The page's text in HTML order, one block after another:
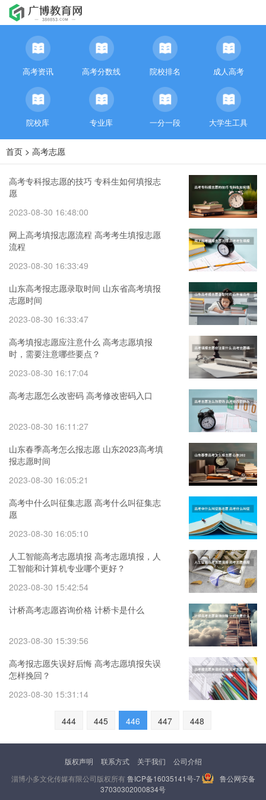
高考资讯 高考分数线 院校排名 成人高考
院校库 专业库 一分一段 大学生工具
首页 > 高考志愿
高考专科报志愿的技巧 专科生如何填报志
愿
2023-08-30 16:48:00
网上高考填报志愿流程 高考考生填报志愿
流程
2023-08-30 16:33:49
山东高考报志愿录取时间 山东省高考填报
志愿时间
2023-08-30 16:33:47
高考填报志愿应注意什么 高考志愿填报
时，需要注意哪些要点？
2023-08-30 16:17:04
高考志愿怎么改密码 高考修改密码入口
2023-08-30 16:11:27
山东春季高考怎么报志愿 山东2023高考填
报志愿时间
2023-08-30 16:05:21
高考中什么叫征集志愿 高考什么叫征集志
愿
2023-08-30 16:05:10
人工智能高考志愿填报 高考志愿填报，人
工智能和计算机专业哪个更好？
2023-08-30 15:42:54
计桥高考志愿咨询价格 计桥卡是什么
2023-08-30 15:39:56
高考报志愿失误好后悔 高考志愿填报失误
怎样挽回？
2023-08-30 15:31:14
444 445 446 447 448
版权声明 联系方式 关于我们
公司介绍
淄博小多文化传媒有限公司版权所有鲁ICP备16035141号-7
鲁公网安备
37030302000834号